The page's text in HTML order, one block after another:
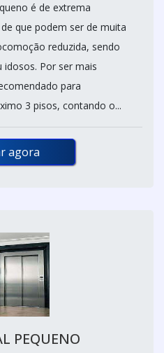
é de extrema
que podem ser de muita
reduzida, sendo
Por ser mais
para
3 pisos, contando o...
agora
PEQUENO